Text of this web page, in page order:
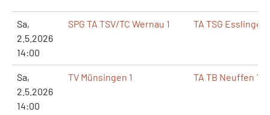
Sa,
2.5.2026
14:00
SPG TA TSV/TC Wernau 1 TA TSG Esslingen
Sa,
2.5.2026
14:00
TV Münsingen 1 TA TB Neuffen 1